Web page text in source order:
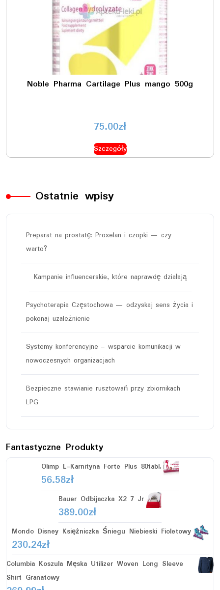
Noble Pharma Cartilage Plus mango 500g
75.00zł
Szczegóły
Ostatnie wpisy
Preparat na prostatę: Proxelan i czopki — czy
warto?
Kampanie influencerskie, które naprawdę działają
Psychoterapia Częstochowa — odzyskaj sens życia i
pokonaj uzależnienie
Systemy konferencyjne – wsparcie komunikacji w
nowoczesnych organizacjach
Bezpieczne stawianie rusztowań przy zbiornikach
LPG
Fantastyczne Produkty
Olimp L-Karnityna Forte Plus 80tabl.
56.58zł
Bauer Odbijaczka X2 7 Jr
389.00zł
Mondo Disney Księżniczka Śniegu Niebieski Fioletowy
230.24zł
Columbia Koszula Męska Utilizer Woven Long Sleeve
Shirt Granatowy